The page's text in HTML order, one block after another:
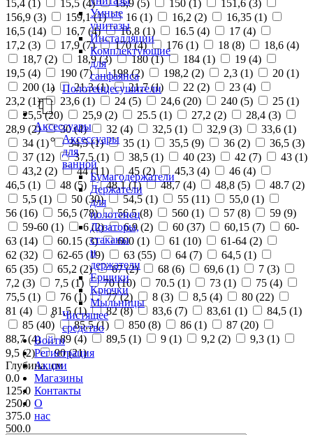
Умные
унитазы
Инсталляции
Комплектующие
для
санфаянса
Полотенцесушители
Аксессуары
Аксессуары
для
ванной
Бумагодержатели
Держатели
для
полотенец
Дозаторы,
стаканы
и
держатели
Ершики
Крючки
Мыльницы
Чистящее
средство
Войти
Регистрация
Акции
Магазины
Контакты
О
нас
15,4 (1 ) 15,5 (4) 15,9 (5) 150 (1 ) 151,6 (3)
156,9 (3) 159,1 (1) 16 (1) 16,2 (2) 16,35 (1)
16,5 (14) 16,7 (4) 16,8 (1) 16.5 (4) 17 (4)
17,2 (3) 17,9 (7) 170 (4) 176 (1) 18 (8) 18,6 (4)
18,7 (2) 18,9 (3) 180 (1) 184 (1) 19 (4)
19,5 (4) 190 (7) 198 (2) 198,2 (2) 2,3 (1) 20 (1)
200 (1) 21,3 (1) 21,7 (1) 22 (2) 23 (4)
23,2 (1) 23,6 (1) 24 (5) 24,6 (20) 240 (5) 25 (1)
25,5 (20) 25,9 (2) 25.5 (1) 27,2 (2) 28,4 (3)
28,9 (2) 30 (4) 32 (4) 32,5 (1) 32,9 (3) 33,6 (1)
34 (1) 34,5 (1) 35 (1) 35,5 (9) 36 (2) 36,5 (3)
37 (12) 37,5 (1) 38,5 (1) 40 (23) 42 (7) 43 (1)
43,2 (2) 44 (11) 45 (2) 45,3 (4) 46 (4)
46,5 (1) 48 (5) 48,1 (1) 48,7 (4) 48,8 (5) 48.7 (2)
5,5 (1) 50 (30) 54,5 (1) 55 (11) 55,0 (1)
56 (16) 56,5 (78) 56.5 (8) 560 (1) 57 (8) 59 (9)
59-60 (1) 6 (2) 6,9 (2) 60 (37) 60,15 (7)
60-
63 (14) 60.15 (3) 600 (1) 61 (10) 61-64 (2)
62 (32) 62-65 (19) 63 (55) 64 (7) 64,5 (1)
65 (35) 65,2 (2) 67 (2) 68 (6) 69,6 (1) 7 (3)
7,2 (3) 7,5 (1) 70 (10) 70.5 (1) 73 (1) 75 (4)
75,5 (1) 76 (1) 77 (2) 8 (3) 8,5 (4) 80 (22)
81 (4) 81,5 (1) 82 (8) 83,6 (7) 83,61 (1) 84,5 (1)
85 (40) 85,5 (1) 850 (8) 86 (1) 87 (20)
88,7 (4) 89 (4) 89,5 (1) 9 (1) 9,2 (2) 9,3 (1)
9,5 (2) 90 (21)
Глубина, см
0.0
125.0
250.0
375.0
500.0